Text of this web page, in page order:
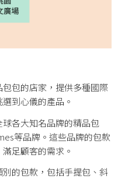
包的店家，提供多種國際
到心儀的產品。
各大知名品牌的精品包
等品牌。這些品牌的包款
足顧客的需求。
的包款，包括手提包、斜